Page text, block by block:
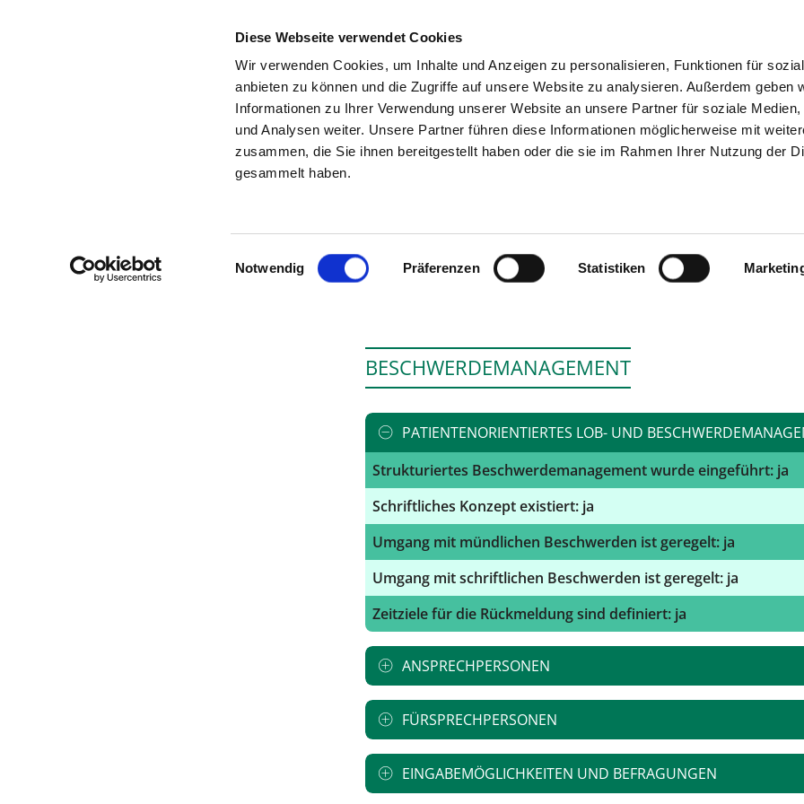
Diese Webseite verwendet Cookies
Wir verwenden Cookies, um Inhalte und Anzeigen zu personalisieren, Funktionen für
anbieten zu können und die Zugriffe auf unsere Website zu analysieren. Außerdem geben
Informationen zu Ihrer Verwendung unserer Website an unsere Partner für soziale Medien,
und Analysen weiter. Unsere Partner führen diese Informationen möglicherweise mit
zusammen, die Sie ihnen bereitgestellt haben oder die sie im Rahmen Ihrer Nutzung der
gesammelt haben.
Einwilligungsauswahl
Notwendig Präferenzen Statistiken
SUCHEN TIPPS & HILFE DAS
Zur Krankenhaus-Startseite
VITOS KLINIK FÜR PSYCHIATRIE
BESCHWERDEMANAGEMENT
PATIENTENORIENTIERTES LOB- UND
Strukturiertes Beschwerdemanagement wurde eingeführt: ja
Schriftliches Konzept existiert: ja
Umgang mit mündlichen Beschwerden ist geregelt: ja
Umgang mit schriftlichen Beschwerden ist geregelt: ja
Zeitziele für die Rückmeldung sind definiert: ja
ANSPRECHPERSONEN
FÜRSPRECHPERSONEN
EINGABEMÖGLICHKEITEN UND BEFRAGUNGEN